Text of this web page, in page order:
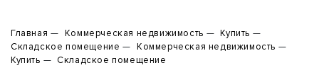
Главная Коммерческая недвижимость
Купить
Складское помещение
Коммерческая недвижимость
Купить
Складское помещение